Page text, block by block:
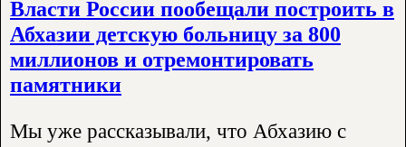
Власти России пообещали построить в
Абхазии детскую больницу за 800
миллионов и отремонтировать
памятники
Мы уже рассказывали, что Абхазию с